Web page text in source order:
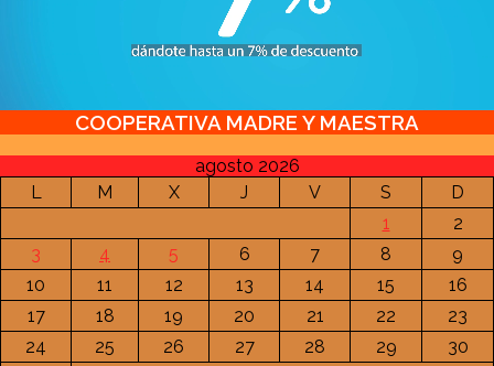
COOPERATIVA MADRE Y MAESTRA
agosto 2026
L
M X J V S
D
1
2
3
4 5 6 7 8
9
10
11 12 13 14 15
16
17
18 19 20 21 22
23
24
25 26 27 28 29
30